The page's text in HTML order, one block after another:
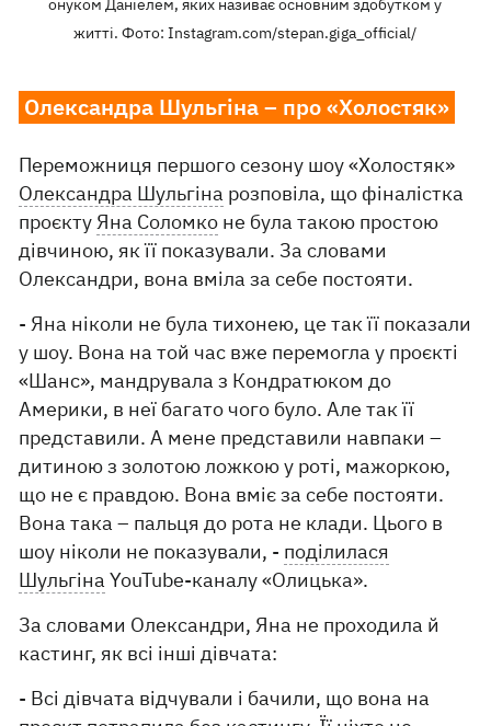
онуком Даніелем, яких називає основним здобутком у
житті. Фото: Instagram.com/stepan.giga_official/
Олександра Шульгіна – про «Холостяк»
Переможниця першого сезону шоу «Холостяк»
Олександра Шульгіна розповіла, що фіналістка
проєктуЯна Соломко не була такою простою
дівчиною, як її показували. За словами
Олександри, вона вміла за себе постояти.
- Яна ніколи не була тихонею, це так її показали
у шоу. Вона на той час вже перемогла у проєкті
«Шанс», мандрувала з Кондратюком до
Америки, в неї багато чого було. Але так її
представили. А мене представили навпаки –
дитиною з золотою ложкою у роті, мажоркою,
що не є правдою. Вона вміє за себе постояти.
Вона така – пальця до рота не клади. Цього в
шоу ніколи не показували, - поділилася
Шульгіна YouTube-каналу «Олицька».
За словами Олександри, Яна не проходила й
кастинг, як всі інші дівчата:
- Всі дівчата відчували і бачили, що вона на